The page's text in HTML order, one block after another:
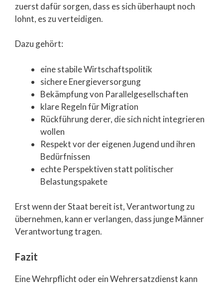
zuerst dafür sorgen, dass es sich überhaupt noch
lohnt, es zu verteidigen.
Dazu gehört:
eine stabile Wirtschaftspolitik
sichere Energieversorgung
Bekämpfung von Parallelgesellschaften
klare Regeln für Migration
Rückführung derer, die sich nicht integrieren
wollen
Respekt vor der eigenen Jugend und ihren
Bedürfnissen
echte Perspektiven statt politischer
Belastungspakete
Erst wenn der Staat bereit ist, Verantwortung zu
übernehmen, kann er verlangen, dass junge Männer
Verantwortung tragen.
Fazit
Eine Wehrpflicht oder ein Wehrersatzdienst kann